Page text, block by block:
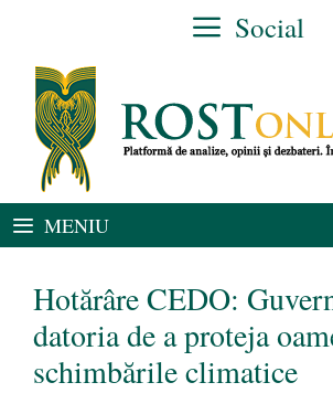
conținut
Social
MENIU
Hotărâre CEDO:
datoria de a proteja
schimbările climatice